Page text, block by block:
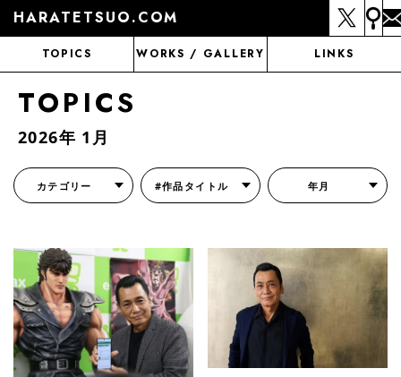
HARATETSUO.COM
TOPICS WORKS / GALLERY LINKS
TOPICS
2026年 1月
カテゴリー #作品タイトル 年月